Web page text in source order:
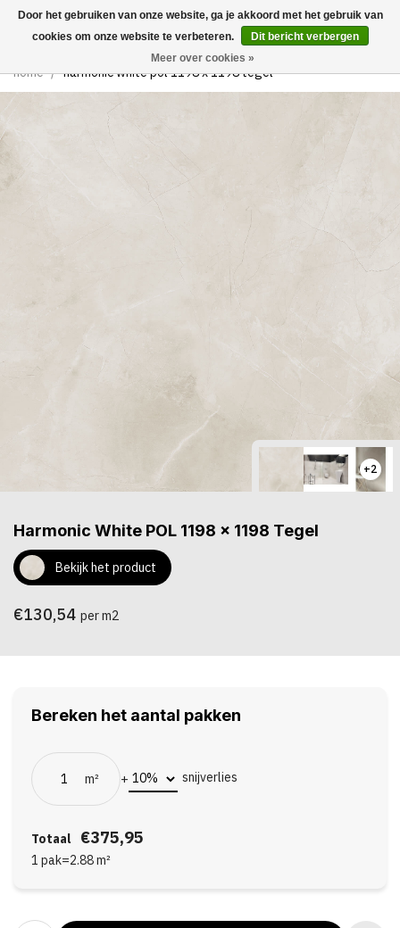
0
home / harmonic white pol 1198 x 1198 tegel
+2
Harmonic White POL 1198 x 1198 Tegel
Bekijk het product
€130,54 per m2
Bereken het aantal pakken
m² + snijverlies
Totaal €375,95
1 pak=2.88m²
Door het gebruiken van onze website, ga je akkoord met het gebruik van
cookies om onze website te verbeteren.
Dit bericht verbergen
Meer over cookies »